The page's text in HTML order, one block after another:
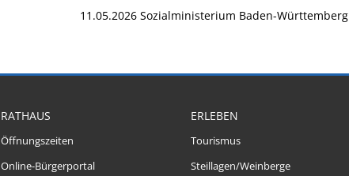
11.05.2026 Sozialministerium Baden-Württemberg
RATHAUS
Öffnungszeiten
Online-Bürgerportal
ERLEBEN
Tourismus
Steillagen/Weinberge